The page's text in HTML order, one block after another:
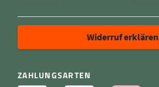
Widerruf erklären
ZAHLUNGSARTEN